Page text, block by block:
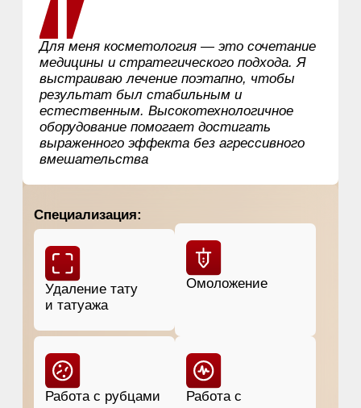
Специализация:
Удаление тату
и татуажа
Омоложение
Работа с рубцами Работа с
растяжками
Работа с пигментацией
Пикоомоложение